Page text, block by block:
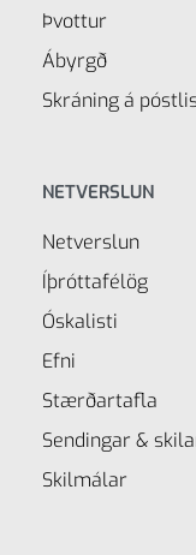
Þvottur
Ábyrgð
Skráning á
NETVERSLUN
Netverslun
Íþróttafélög
Óskalisti
Efni
Stærðartafla
Sendingar &
Skilmálar